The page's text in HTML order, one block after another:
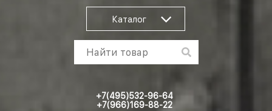
Каталог
+7(495)532-96-64
+7(966)169-88-22